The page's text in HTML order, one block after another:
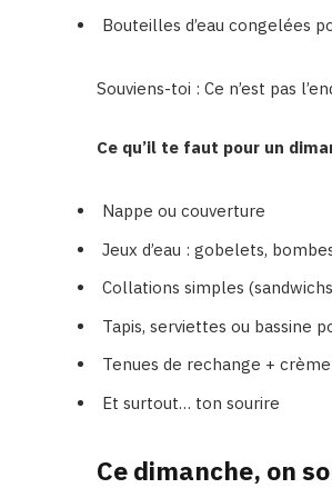
Bouteilles d’eau congelées
Souviens-toi : Ce n’est pas
Ce qu’il te faut pour un
Nappe ou couverture
Jeux d’eau : gobelets,
Collations simples
Tapis, serviettes ou bassine
Tenues de rechange +
Et surtout… ton sourire
Ce dimanche, on